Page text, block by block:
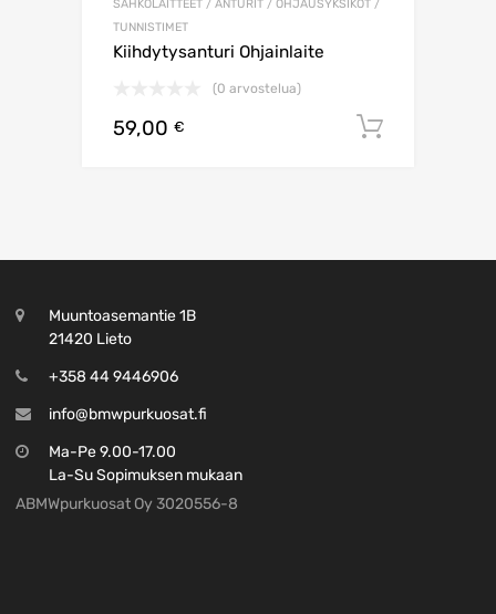
SÄHKÖLAITTEET / ANTURIT / OHJAUSYKSIKÖT /
TUNNISTIMET
Kiihdytysanturi Ohjainlaite
(0 arvostelua)
59,00 €
Muuntoasemantie 1B
21420 Lieto
+358 44 9446906
info@bmwpurkuosat.fi
Ma-Pe 9.00-17.00
La-Su Sopimuksen mukaan
ABMWpurkuosat Oy 3020556-8